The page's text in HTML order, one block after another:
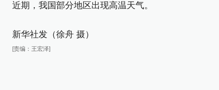
近期，我国部分地区出现高温天气。
新华社发（徐舟 摄）
[责编：王宏泽]